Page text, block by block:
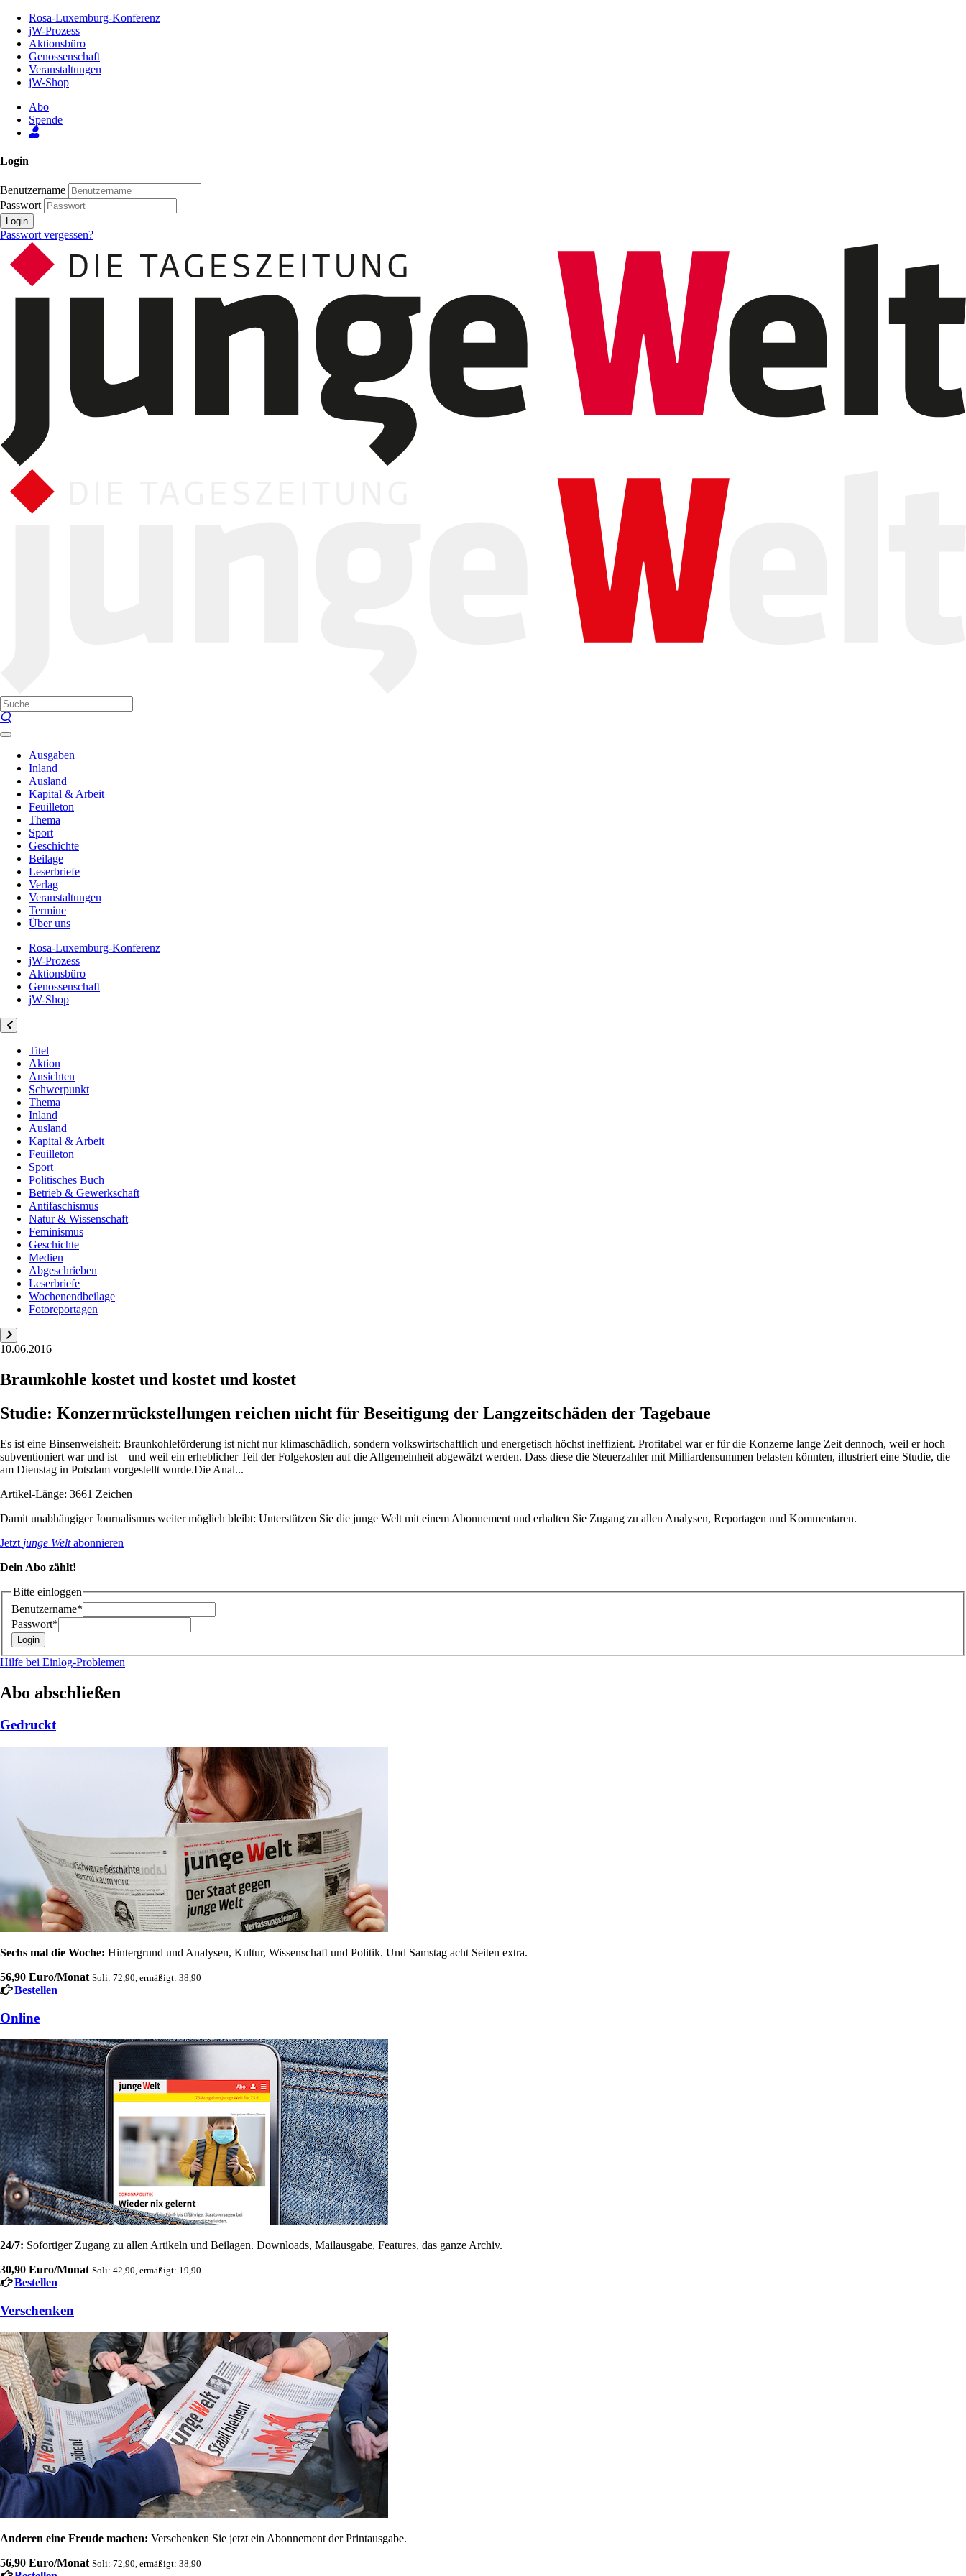
Inhalt
Seite
Rosa-Luxemburg-Konferenz
jW-Prozess
Aktionsbüro
Genossenschaft
Veranstaltungen
jW-Shop
Abo
Spende
Login
Benutzername
Passwort
Login
Passwort vergessen?
Ausgaben
Inland
Ausland
Kapital & Arbeit
Feuilleton
Thema
Sport
Geschichte
Beilage
Leserbriefe
Verlag
Veranstaltungen
Termine
Über uns
Rosa-Luxemburg-Konferenz
jW-Prozess
Aktionsbüro
Genossenschaft
jW-Shop
Titel
Aktion
Ansichten
Schwerpunkt
Thema
Inland
Ausland
Kapital & Arbeit
Feuilleton
Sport
Politisches Buch
Betrieb & Gewerkschaft
Antifaschismus
Natur & Wissenschaft
Feminismus
Geschichte
Medien
Abgeschrieben
Leserbriefe
Wochenendbeilage
Fotoreportagen
10.06.2016
Braunkohle kostet und kostet und kostet
Studie: Konzernrückstellungen reichen nicht für Beseitigung der Langzeitschäden der Tagebaue
Es ist eine Binsenweisheit: Braunkohleförderung ist nicht nur klimaschädlich, sondern volkswirtschaftlich und energetisch höchst ineffizient. Profitabel war er für die Konzerne lange Zeit dennoch, weil er hoch
subventioniert war und ist – und weil ein erheblicher Teil der Folgekosten auf die Allgemeinheit abgewälzt werden. Dass diese die Steuerzahler mit Milliardensummen belasten könnten, illustriert eine Studie, die
am Dienstag in Potsdam vorgestellt wurde.Die Anal...
Artikel-Länge: 3661 Zeichen
Damit unabhängiger Journalismus weiter möglich bleibt: Unterstützen Sie die junge Welt mit einem Abonnement und erhalten Sie Zugang zu allen Analysen, Reportagen und Kommentaren.
Jetzt junge Weltabonnieren
Dein Abo zählt!
Bitte einloggen
Benutzername*
Passwort*
Hilfe bei Einlog-Problemen
Abo abschließen
Gedruckt
Sechs mal die Woche: Hintergrund und Analysen, Kultur, Wissenschaft und Politik. Und Samstag acht Seiten extra.
56,90 Euro/Monat Soli: 72,90, ermäßigt: 38,90
Bestellen
Online
24/7: Sofortiger Zugang zu allen Artikeln und Beilagen. Downloads, Mailausgabe, Features, das ganze Archiv.
30,90 Euro/Monat Soli: 42,90, ermäßigt: 19,90
Bestellen
Verschenken
Anderen eine Freude machen: Verschenken Sie jetzt ein Abonnement der Printausgabe.
56,90 Euro/Monat Soli: 72,90, ermäßigt: 38,90